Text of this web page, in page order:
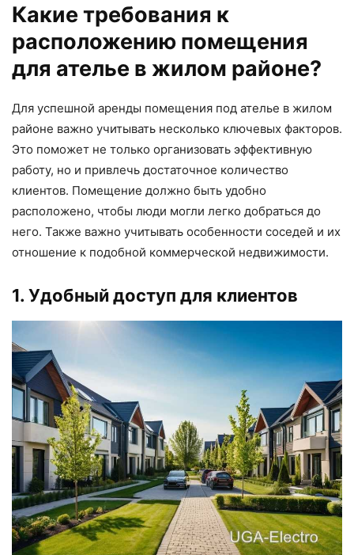
Какие требования к
расположению помещения
для ателье в жилом районе?
Для успешной аренды помещения под ателье в жилом
районе важно учитывать несколько ключевых факторов.
Это поможет не только организовать эффективную
работу, но и привлечь достаточное количество
клиентов. Помещение должно быть удобно
расположено, чтобы люди могли легко добраться до
него. Также важно учитывать особенности соседей и их
отношение к подобной коммерческой недвижимости.
1. Удобный доступ для клиентов